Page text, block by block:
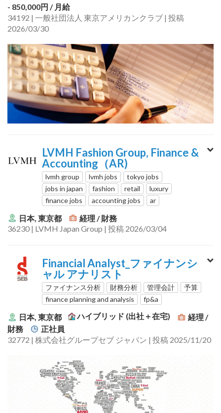
- 850,000円 / 月給
34192 | 一般社団法人 東京アメリカンクラブ | 投稿
2026/03/30
LVMH Fashion Group, Finance &
Accounting（AR)
lvmh group lvmh jobs
tokyo jobs
jobs in japan
fashion retail
luxury
finance jobs
accounting jobs ar
日本, 東京都
経理 / 財務
36230 | LVMH Japan Group | 投稿 2026/03/04
Financial Analyst_ファイナンシ
ャル アナリスト
ファイナンス分析 財務分析 管理会計
予算
finance planning and analysis
fp&a
日本, 東京都 ハイブリッド (出社＋在宅)
経理 /
財務
正社員
32772 | 株式会社グループセブ ジャパン | 投稿 2025/11/20